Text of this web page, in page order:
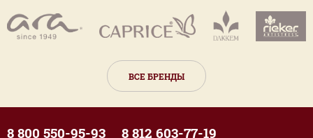
ВСЕ БРЕНДЫ
8 800 550-95-93 8 812 603-77-19